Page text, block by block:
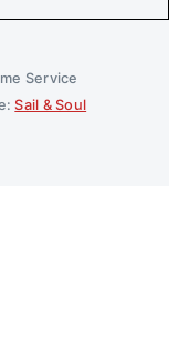
Service
Sail & Soul